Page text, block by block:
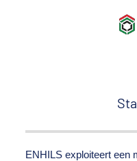
ENHILS exploiteert een